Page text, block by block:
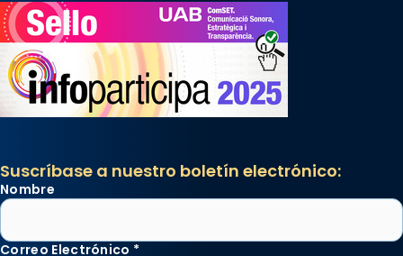
Suscríbase a nuestro boletín electrónico:
Nombre
Correo Electrónico *